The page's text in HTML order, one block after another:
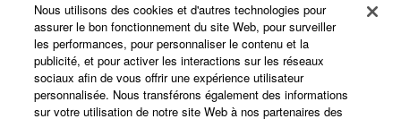
Yamaha Music ID - Enregistrement
A propos de Yamaha
Nous utilisons des cookies et d'autres technologies pour
assurer le bon fonctionnement du site Web, pour surveiller
les performances, pour personnaliser le contenu et la
publicité, et pour activer les interactions sur les réseaux
sociaux afin de vous offrir une expérience utilisateur
personnalisée. Nous transférons également des informations
sur votre utilisation de notre site Web à nos partenaires des